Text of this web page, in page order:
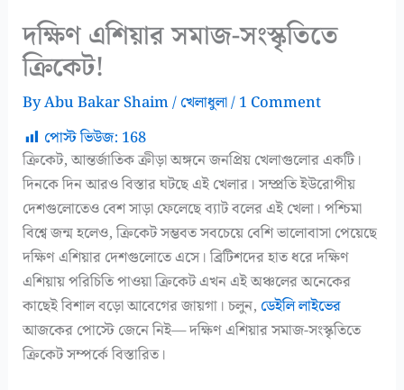
দক্ষিণ এশিয়ার সমাজ-সংস্কৃতিতে
ক্রিকেট!
ByAbu Bakar Shaim/খেলাধুলা/1 Comment
পোস্ট ভিউজ: 168
ক্রিকেট, আন্তর্জাতিক ক্রীড়া অঙ্গনে জনপ্রিয় খেলাগুলোর একটি।
দিনকে দিন আরও বিস্তার ঘটছে এই খেলার। সম্প্রতি ইউরোপীয়
দেশগুলোতেও বেশ সাড়া ফেলেছে ব্যাট বলের এই খেলা। পশ্চিমা
বিশ্বে জন্ম হলেও, ক্রিকেট সম্ভবত সবচেয়ে বেশি ভালোবাসা পেয়েছে
দক্ষিণ এশিয়ার দেশগুলোতে এসে। ব্রিটিশদের হাত ধরে দক্ষিণ
এশিয়ায় পরিচিতি পাওয়া ক্রিকেট এখন এই অঞ্চলের অনেকের
কাছেই বিশাল বড়ো আবেগের জায়গা। চলুন, ডেইলি লাইভের
আজকের পোস্টে জেনে নিই— দক্ষিণ এশিয়ার সমাজ-সংস্কৃতিতে
ক্রিকেট সম্পর্কে বিস্তারিত।